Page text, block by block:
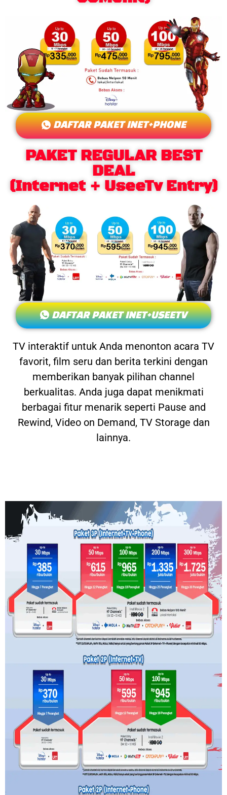
DAFTAR PAKET INET+PHONE
PAKET REGULAR BEST
DEAL
(Internet + UseeTv Entry)
DAFTAR PAKET INET+USEETV
TV interaktif untuk Anda menonton acara TV
favorit, film seru dan berita terkini dengan
memberikan banyak pilihan channel
berkualitas. Anda juga dapat menikmati
berbagai fitur menarik seperti Pause and
Rewind, Video on Demand, TV Storage dan
lainnya.